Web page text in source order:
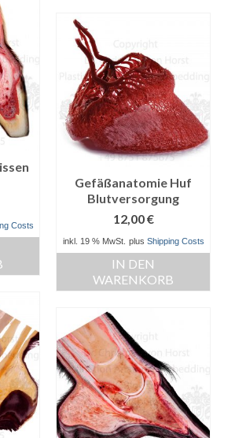
Costs
Gefäßanatomie Huf
Blutversorgung
12,00€
inkl. 19 % MwSt. plus Shipping Costs
IN DEN
WARENKORB